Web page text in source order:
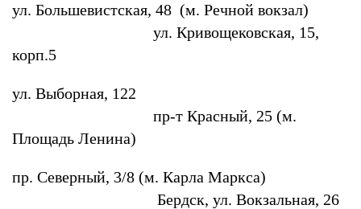
ул. Большевистская, 48 (м. Речной вокзал)
ул. Кривощековская, 15,
корп.5
ул. Выборная, 122
пр-т Красный, 25 (м.
Площадь Ленина)
пр. Северный, 3/8 (м. Карла Маркса)
Бердск, ул. Вокзальная, 26